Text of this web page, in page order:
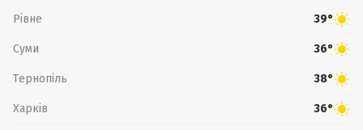
Рівне 39°
Суми 36°
Тернопіль 38°
Харків 36°